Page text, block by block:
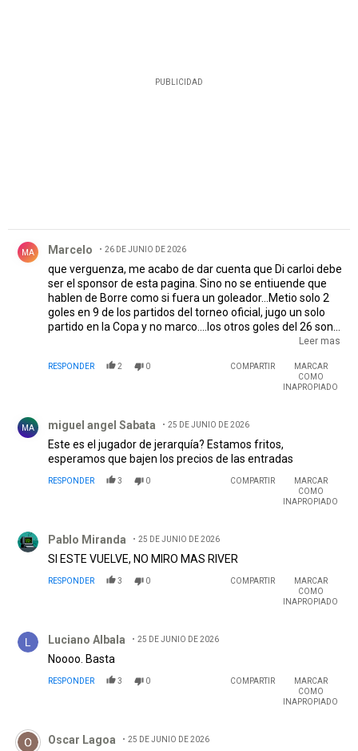
PUBLICIDAD
MA Marcelo 26 DE JUNIO DE 2026
que verguenza, me acabo de dar cuenta que Di carloi debe
ser el sponsor de esta pagina. Sino no se entiuende que
hablen de Borre como si fuera un goleador...Metio solo 2
goles en 9 de los partidos del torneo oficial, jugo un solo
partido en la Copa y no marco....los otros goles del 26 son
en amistosos...Y a esto lo llaman goleador? En toda su
goleador en su vida....
Leer mas
RESPONDER 2 0 COMPARTIR
MARCAR
COMO
INAPROPIADO
MA miguel angel Sabata 25 DE JUNIO DE 2026
Este es el jugador de jerarquía? Estamos fritos,
esperamos que bajen los precios de las entradas
RESPONDER 3 0 COMPARTIR
MARCAR
COMO
INAPROPIADO
Pablo Miranda 25 DE JUNIO DE 2026
SI ESTE VUELVE, NO MIRO MAS RIVER
RESPONDER 3 0 COMPARTIR
MARCAR
COMO
INAPROPIADO
Luciano Albala 25 DE JUNIO DE 2026
Noooo. Basta
RESPONDER 3 0 COMPARTIR
MARCAR
COMO
INAPROPIADO
Comentario de Oscar Lagoa.
Oscar Lagoa 25 DE JUNIO DE 2026